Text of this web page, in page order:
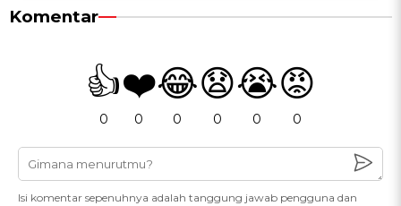
Komentar
👍
0
❤️
0
😂
0
😧
0
😭
0
😡
0
Isi komentar sepenuhnya adalah tanggung jawab pengguna dan